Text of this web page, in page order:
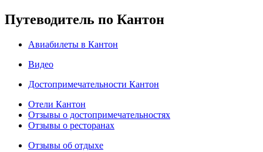
Путеводитель по Кантон
Авиабилеты в Кантон
Видео
Достопримечательности Кантон
Отели Кантон
Отзывы о достопримечательностях
Отзывы о ресторанах
Отзывы об отдыхе